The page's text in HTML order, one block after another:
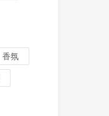
香氛